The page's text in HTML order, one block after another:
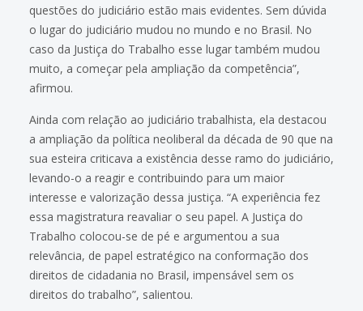
questões do judiciário estão mais evidentes. Sem dúvida
o lugar do judiciário mudou no mundo e no Brasil. No
caso da Justiça do Trabalho esse lugar também mudou
muito, a começar pela ampliação da competência”,
afirmou.
Ainda com relação ao judiciário trabalhista, ela destacou
a ampliação da política neoliberal da década de 90 que na
sua esteira criticava a existência desse ramo do judiciário,
levando-o a reagir e contribuindo para um maior
interesse e valorização dessa justiça. “A experiência fez
essa magistratura reavaliar o seu papel. A Justiça do
Trabalho colocou-se de pé e argumentou a sua
relevância, de papel estratégico na conformação dos
direitos de cidadania no Brasil, impensável sem os
direitos do trabalho”, salientou.